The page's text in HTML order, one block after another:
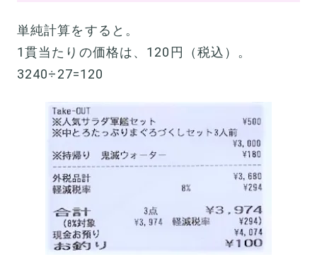
単純計算をすると。
1貫当たりの価格は、120円（税込）。
3240÷27=120